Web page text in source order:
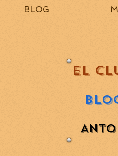
EL
BLOG